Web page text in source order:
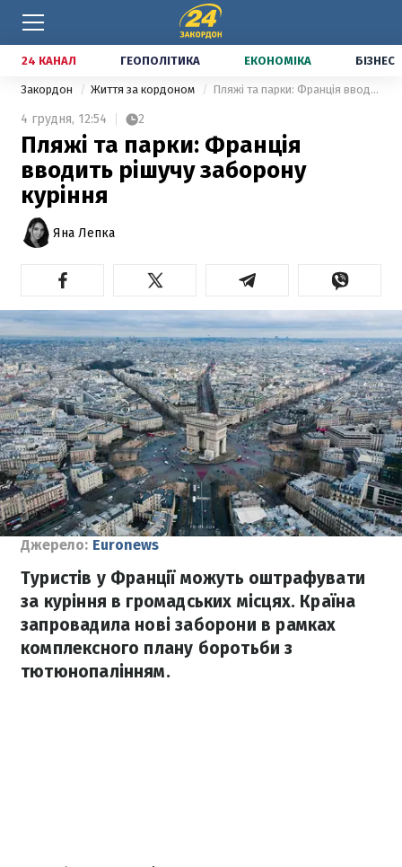
24 КАНАЛ ГЕОПОЛІТИКА ЕКОНОМІКА БІЗНЕС
Закордон Життя за кордоном Пляжі та парки: Франція вводить рішучу заборону куріння
4 грудня, 12:54 2
Пляжі та парки: Франція
вводить рішучу заборону
куріння
Яна Лепка
Джерело: Euronews
Туристів у Франції можуть оштрафувати
за куріння в громадських місцях. Країна
запровадила нові заборони в рамках
комплексного плану боротьби з
тютюнопалінням.